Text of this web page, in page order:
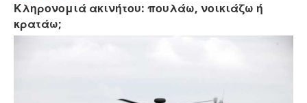
Κληρονομιά ακινήτου: πουλάω, νοικιάζω ή
κρατάω;